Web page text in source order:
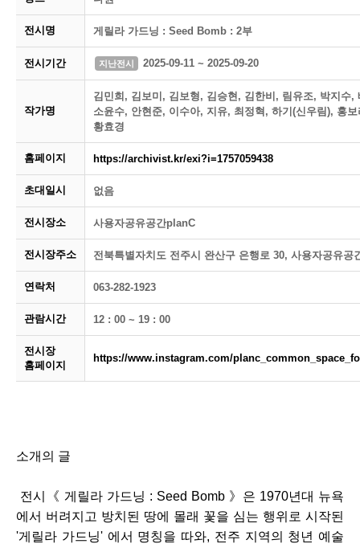
전시명 게릴라 가드닝 : Seed Bomb : 2부
전시기간 지난전시 2025-09-11 ~ 2025-09-20
작가명
김민희, 김보미, 김보형, 김승현, 김한비, 림유조, 박지수,
소윤수, 안현준, 이수아, 지유, 최정혁, 하기(신우림), 홍보
황효경
홈페이지 https://archivist.kr/exi?i=1757059438
초대일시 없음
전시장소 사용자공유공간planC
전시장주소 전북특별자치도 전주시 완산구 은행로 30, 사용자공유공
연락처 063-282-1923
관람시간 12 : 00 ~ 19 : 00
전시장
홈페이지
https://www.instagram.com/
소개의 글
전시《 게릴라 가드닝 : Seed Bomb 》은 1970년대 뉴욕
에서 버려지고 방치된 땅에 몰래 꽃을 심는 행위로 시작된
'게릴라 가드닝' 에서 명칭을 따와, 전주 지역의 청년 예술